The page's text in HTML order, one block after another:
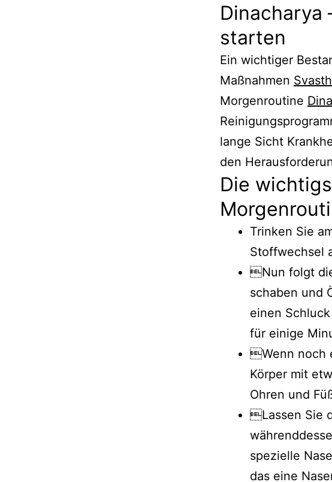
Dinacharya
starten
Ein wichtiger
Maßnahmen
Morgenroutine
lange Sicht
den
Die
Trinken Sie
Stoffwechsel
Nun folgt
schaben und
einen
für einige
Wenn noch
Körper mit
Ohren und
Lassen Sie
spezielle
das eine